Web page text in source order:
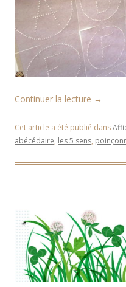
Continuer la lecture →
Cet article a été publié dans
abécédaire, les 5 sens,